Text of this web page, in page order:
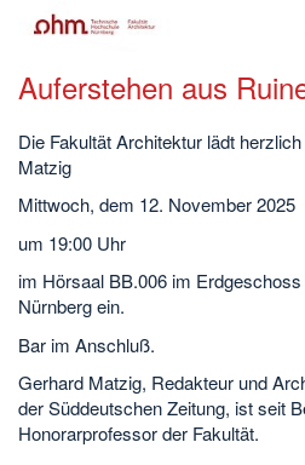
Auferstehen aus
Die Fakultät Architektur lädt
Matzig
Mittwoch, dem 12. November 2025
um 19:00 Uhr
im Hörsaal BB.006 im
Nürnberg ein.
Bar im Anschluß.
Gerhard Matzig, Redakteur und
der Süddeutschen Zeitung, ist seit
Honorarprofessor der Fakultät.